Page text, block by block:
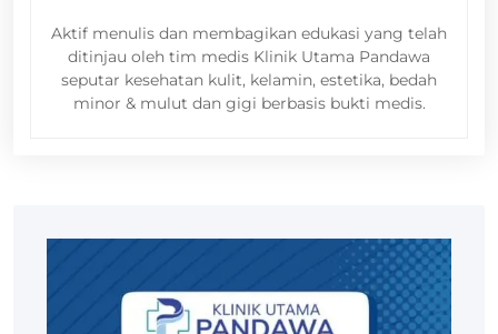
Aktif menulis dan membagikan edukasi yang telah
ditinjau oleh tim medis Klinik Utama Pandawa
seputar kesehatan kulit, kelamin, estetika, bedah
minor & mulut dan gigi berbasis bukti medis.